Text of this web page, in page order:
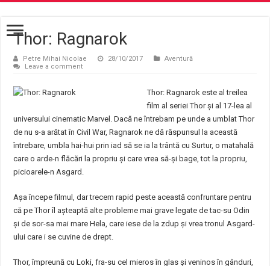
Thor: Ragnarok
Petre Mihai Nicolae 28/10/2017
Aventură
Leave a comment
Thor: Ragnarok este al treilea
film al seriei Thor și al 17-lea al
universului cinematic Marvel. Dacă ne întrebam pe unde a umblat Thor
de nu s-a arătat în Civil War, Ragnarok ne dă răspunsul la această
întrebare, umbla hai-hui prin iad să se ia la trântă cu Surtur, o matahală
care o arde-n flăcări la propriu și care vrea să-și bage, tot la propriu,
picioarele-n Asgard.
Așa începe filmul, dar trecem rapid peste această confruntare pentru
că pe Thor îl așteaptă alte probleme mai grave legate de tac-su Odin
și de sor-sa mai mare Hela, care iese de la zdup și vrea tronul Asgard-
ului care i se cuvine de drept.
Thor, împreună cu Loki, fra-su cel mieros în glas și veninos în gânduri,